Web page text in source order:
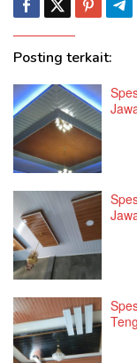
Posting terkait: